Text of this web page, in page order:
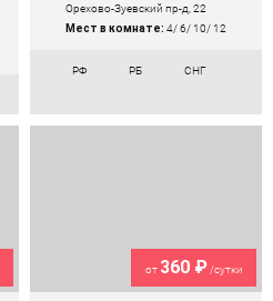
Орехово-Зуевский пр-д, 22
Мест в комнате: 4/ 6/ 10/ 12
РФ РБ СНГ
от 360 ₽/сутки